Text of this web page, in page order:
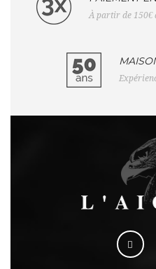
À partir de 150€